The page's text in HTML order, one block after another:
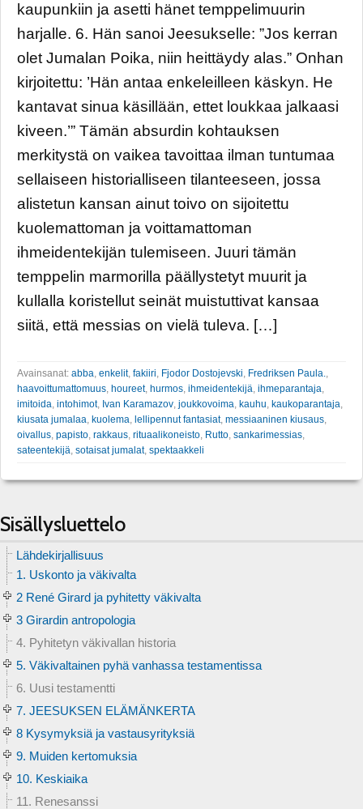
kaupunkiin ja asetti hänet temppelimuurin
harjalle. 6. Hän sanoi Jeesukselle: ”Jos kerran
olet Jumalan Poika, niin heittäydy alas.” Onhan
kirjoitettu: ’Hän antaa enkeleilleen käskyn. He
kantavat sinua käsillään, ettet loukkaa jalkaasi
kiveen.’” Tämän absurdin kohtauksen
merkitystä on vaikea tavoittaa ilman tuntumaa
sellaiseen historialliseen tilanteeseen, jossa
alistetun kansan ainut toivo on sijoitettu
kuolemattoman ja voittamattoman
ihmeidentekijän tulemiseen. Juuri tämän
temppelin marmorilla päällystetyt muurit ja
kullalla koristellut seinät muistuttivat kansaa
siitä, että messias on vielä tuleva. […]
Avainsanat: abba enkelit, fakiiri Fjodor Dostojevski Fredriksen Paula.
haavoittumattomuus houreet, hurmos ihmeidentekijä ihmeparantaja
imitoida intohimot, Ivan Karamazov joukkovoima kauhu kaukoparantaja
kiusata jumalaa kuolema lellipennut fantasiat, messiaaninen kiusaus
oivallus papisto rakkaus rituaalikoneisto Rutto sankarimessias
sateentekijä sotaisat jumalat, spektaakkeli
Sisällysluettelo
Lähdekirjallisuus
1. Uskonto ja väkivalta
2 René Girard ja pyhitetty väkivalta
3 Girardin antropologia
4. Pyhitetyn väkivallan historia
5. Väkivaltainen pyhä vanhassa testamentissa
6. Uusi testamentti
7. JEESUKSEN ELÄMÄNKERTA
8 Kysymyksiä ja vastausyrityksiä
9. Muiden kertomuksia
10. Keskiaika
11. Renesanssi